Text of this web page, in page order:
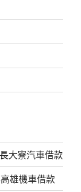
大寮汽車借款
雄機車借款